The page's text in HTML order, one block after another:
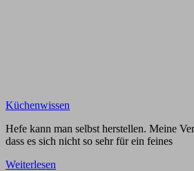
Küchenwissen
Hefe kann man selbst herstellen. Meine
dass es sich nicht so sehr für ein feines
Weiterlesen